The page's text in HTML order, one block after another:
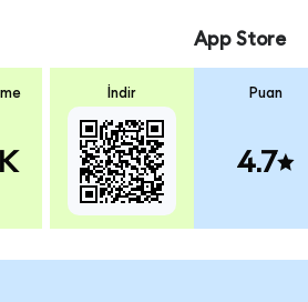
İndir
App Store
Puan
4.7